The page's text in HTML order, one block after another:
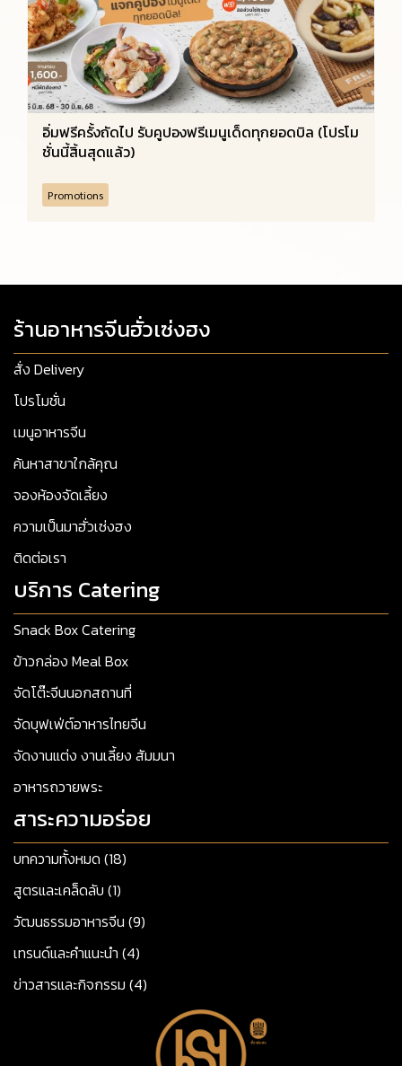
อิ่มฟรีครั้งถัดไป รับคูปองฟรีเมนูเด็ดทุกยอดบิล (โปรโม
ชั่นนี้สิ้นสุดแล้ว)
Promotions
ร้านอาหารจีนฮั่วเซ่งฮง
สั่ง Delivery
โปรโมชั่น
เมนูอาหารจีน
ค้นหาสาขาใกล้คุณ
จองห้องจัดเลี้ยง
ความเป็นมาฮั่วเซ่งฮง
ติดต่อเรา
บริการ Catering
Snack Box Catering
ข้าวกล่อง Meal Box
จัดโต๊ะจีนนอกสถานที่
จัดบุฟเฟ่ต์อาหารไทยจีน
จัดงานแต่ง งานเลี้ยง สัมมนา
อาหารถวายพระ
สาระความอร่อย
บทความทั้งหมด (18)
สูตรและเคล็ดลับ (1)
วัฒนธรรมอาหารจีน (9)
เทรนด์และคำแนะนำ (4)
ข่าวสารและกิจกรรม (4)